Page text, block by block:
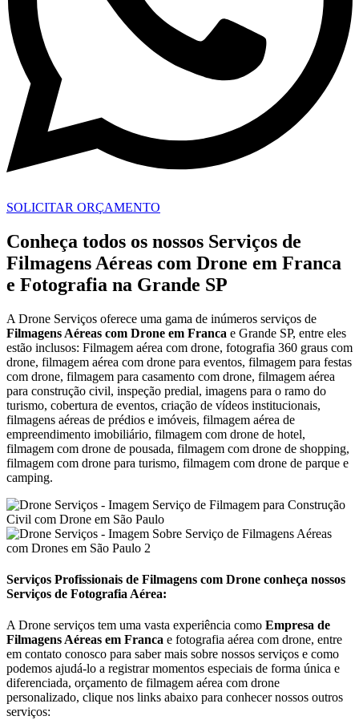
SOLICITAR ORÇAMENTO
Conheça todos os nossos Serviços de
Filmagens Aéreas com Drone em Franca
e Fotografia na Grande SP
A Drone Serviços oferece uma gama de inúmeros serviços de
Filmagens Aéreas com Drone em Franca e Grande SP, entre eles
estão inclusos: Filmagem aérea com drone, fotografia 360 graus com
drone, filmagem aérea com drone para eventos, filmagem para festas
com drone, filmagem para casamento com drone, filmagem aérea
para construção civil, inspeção predial, imagens para o ramo do
turismo, cobertura de eventos, criação de vídeos institucionais,
filmagens aéreas de prédios e imóveis, filmagem aérea de
empreendimento imobiliário, filmagem com drone de hotel,
filmagem com drone de pousada, filmagem com drone de shopping,
filmagem com drone para turismo, filmagem com drone de parque e
camping.
Serviços Profissionais de Filmagens com Drone conheça nossos
Serviços de Fotografia Aérea:
A Drone serviços tem uma vasta experiência como Empresa de
Filmagens Aéreas em Franca e fotografia aérea com drone, entre
em contato conosco para saber mais sobre nossos serviços e como
podemos ajudá-lo a registrar momentos especiais de forma única e
diferenciada, orçamento de filmagem aérea com drone
personalizado, clique nos links abaixo para conhecer nossos outros
serviços: